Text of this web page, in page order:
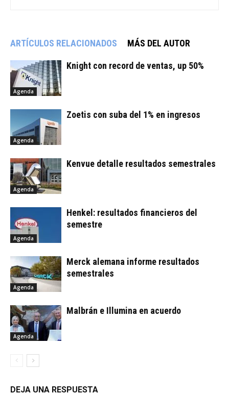
ARTÍCULOS RELACIONADOS MÁS DEL AUTOR
Agenda
Knight con record de ventas, up 50%
Agenda
Zoetis con suba del 1% en ingresos
Agenda
Kenvue detalle resultados semestrales
Agenda
Henkel: resultados financieros del
semestre
Agenda
Merck alemana informe resultados
semestrales
Agenda
Malbrán e Illumina en acuerdo
DEJA UNA RESPUESTA